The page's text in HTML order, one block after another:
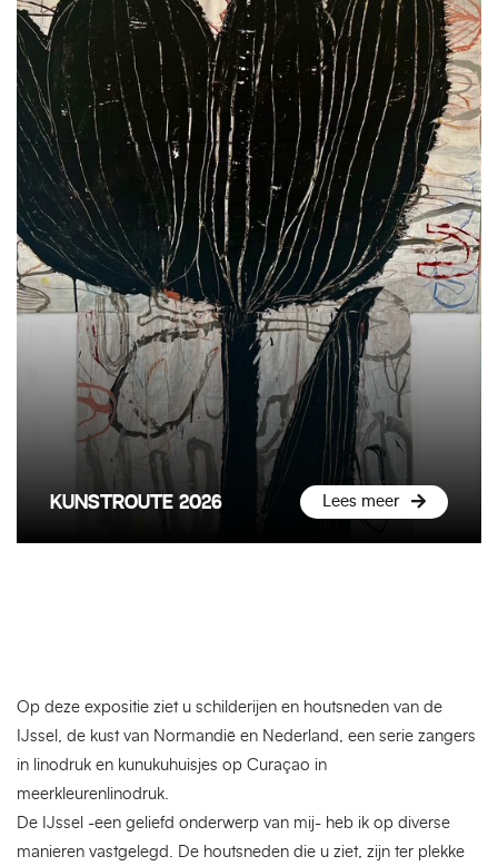
KUNSTROUTE 2026 Lees meer
Op deze expositie ziet u schilderijen en houtsneden van de
IJssel, de kust van Normandië en Nederland, een serie zangers
in linodruk en kunukuhuisjes op Curaçao in
meerkleurenlinodruk.
De IJssel -een geliefd onderwerp van mij- heb ik op diverse
manieren vastgelegd. De houtsneden die u ziet, zijn ter plekke